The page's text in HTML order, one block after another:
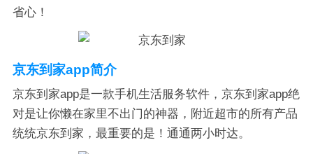
省心！
京东到家app简介
京东到家app是一款手机生活服务软件，京东到家app绝
对是让你懒在家里不出门的神器，附近超市的所有产品
统统京东到家，最重要的是！通通两小时达。